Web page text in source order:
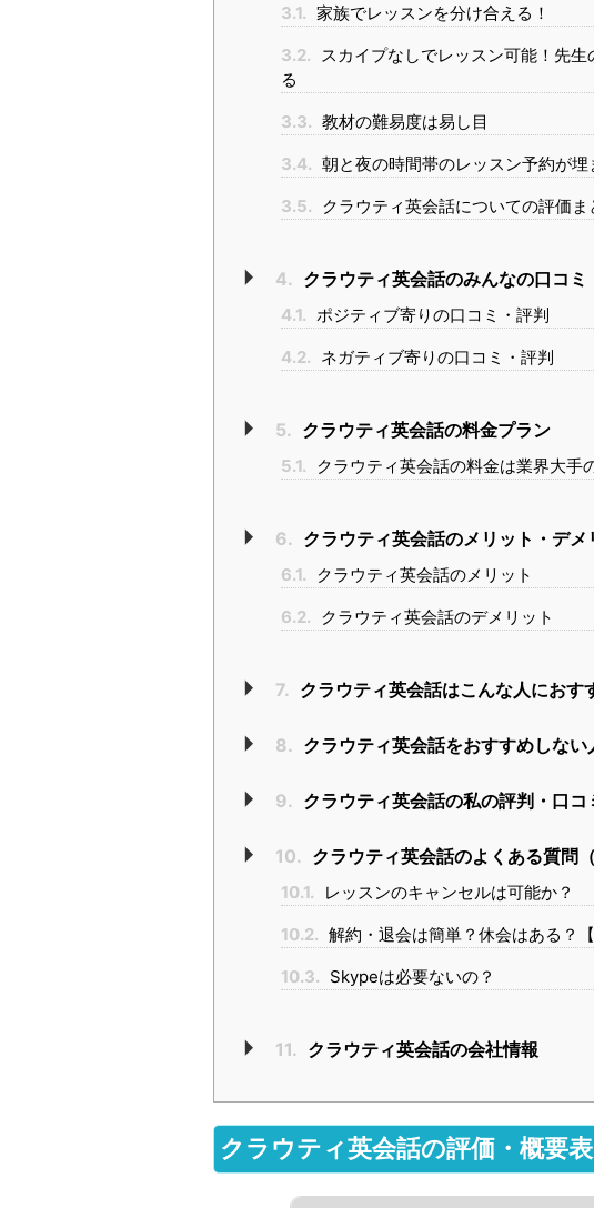
3.1. 家族でレッスンを分け合える！
3.2. スカイプなしでレッスン可能！先
る
3.3. 教材の難易度は易し目
3.4. 朝と夜の時間帯のレッスン予約が
3.5. クラウティ英会話についての評価ま
4. クラウティ英会話のみんなの口コミ
4.1. ポジティブ寄りの口コミ・評判
4.2. ネガティブ寄りの口コミ・評判
5. クラウティ英会話の料金プラン
5.1. クラウティ英会話の料金は業界大手
6. クラウティ英会話のメリット・デメ
6.1. クラウティ英会話のメリット
6.2. クラウティ英会話のデメリット
7. クラウティ英会話はこんな人におす
8. クラウティ英会話をおすすめしない
9. クラウティ英会話の私の評判・口コ
10. クラウティ英会話のよくある質問（
10.1.
レッスンのキャンセルは可能か？
10.2. 解約・退会は簡単？休会はある？
10.3. Skypeは必要ないの？
11. クラウティ英会話の会社情報
クラウティ英会話の評価・概要表